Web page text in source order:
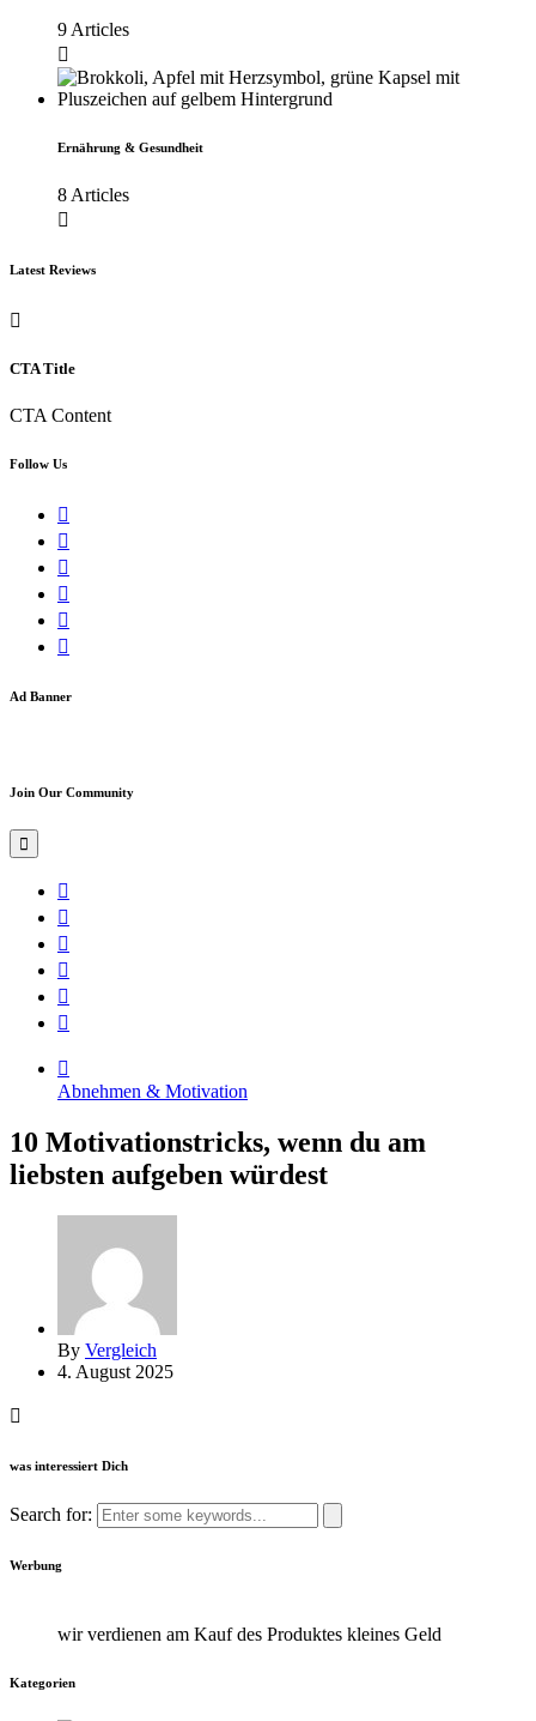
9 Articles
Ernährung & Gesundheit
8 Articles
Latest Reviews
CTA Title
CTA Content
Follow Us
Ad Banner
Join Our Community
Abnehmen & Motivation
10 Motivationstricks, wenn du am
liebsten aufgeben würdest
By Vergleich
4. August 2025
was interessiert Dich
Search for:
Werbung
wir verdienen am Kauf des Produktes kleines Geld
Kategorien